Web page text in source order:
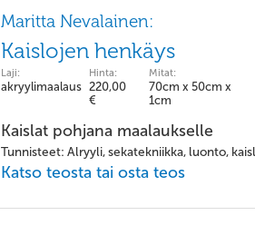
Maritta Nevalainen:
Kaislojen henkäys
Laji:
akryylimaalaus
Hinta:
220,00
€
Mitat:
70cm x 50cm x
1cm
Kaislat pohjana maalaukselle
Tunnisteet: Alryyli, sekatekniikka, luonto,
Katso teosta tai osta teos